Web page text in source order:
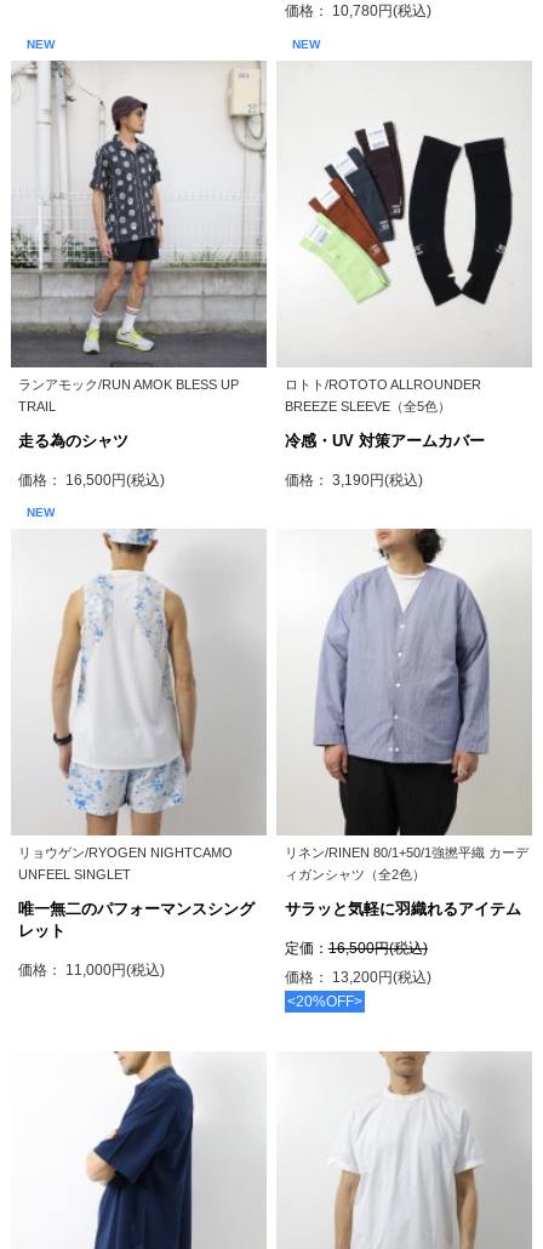
価格： 10,780円(税込)
NEW
ランアモック/RUN AMOK BLESS UP
TRAIL
走る為のシャツ
価格： 16,500円(税込)
NEW
ロトト/ROTOTO ALLROUNDER
BREEZE SLEEVE（全5色）
冷感・UV 対策アームカバー
価格： 3,190円(税込)
NEW
リョウゲン/RYOGEN NIGHTCAMO
UNFEEL SINGLET
唯一無二のパフォーマンスシング
レット
価格： 11,000円(税込)
リネン/RINEN 80/1+50/1強撚平織 カーデ
ィガンシャツ（全2色）
サラッと気軽に羽織れるアイテム
定価：16,500円(税込)
価格： 13,200円(税込)
<20%OFF>